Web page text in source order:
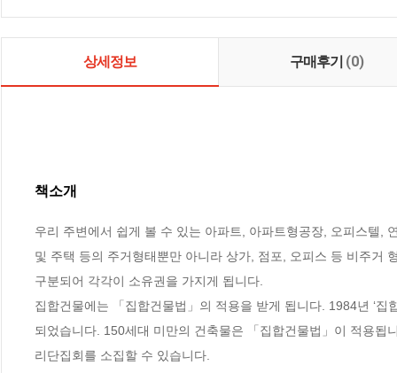
상세정보 구매후기 (0)
책소개
우리 주변에서 쉽게 볼 수 있는 아파트, 아파트형공장, 오피스텔,
및 주택 등의 주거형태뿐만 아니라 상가, 점포, 오피스 등 비주거
구분되어 각각이 소유권을 가지게 됩니다.
집합건물에는 「집합건물법」의 적용을 받게 됩니다. 1984년 ‘
되었습니다. 150세대 미만의 건축물은 「집합건물법」이 적용
리단집회를 소집할 수 있습니다.